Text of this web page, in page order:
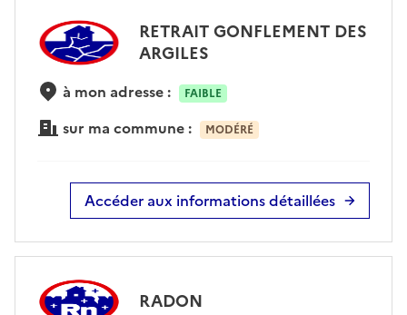
RETRAIT GONFLEMENT DES
ARGILES
à mon adresse : FAIBLE
sur ma commune : MODÉRÉ
Accéder aux informations détaillées
RADON